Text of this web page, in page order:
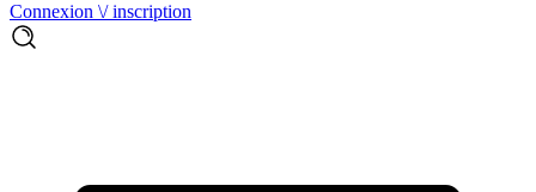
Connexion \/ inscription